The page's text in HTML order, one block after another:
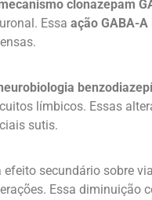
clonazepam
Essa ação GABA-
límbicos. Essas
sutis.
efeito secundário sobre
Essa diminuição